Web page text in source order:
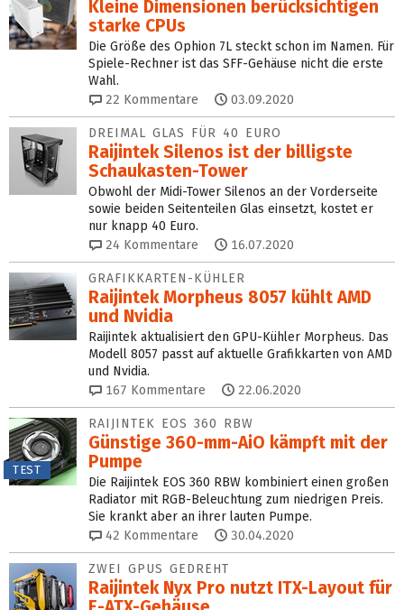
Kleine Dimensionen berücksichtigen
starke CPUs
Die Größe des Ophion 7L steckt schon im Namen. Für
Spiele-Rechner ist das SFF-Gehäuse nicht die erste
Wahl.
22 Kommentare 03.09.2020
DREIMAL GLAS FÜR 40 EURO
Raijintek Silenos ist der billigste
Schaukasten-Tower
Obwohl der Midi-Tower Silenos an der Vorderseite
sowie beiden Seitenteilen Glas einsetzt, kostet er
nur knapp 40 Euro.
24 Kommentare 16.07.2020
GRAFIKKARTEN-KÜHLER
Raijintek Morpheus 8057 kühlt AMD
und Nvidia
Raijintek aktualisiert den GPU-Kühler Morpheus. Das
Modell 8057 passt auf aktuelle Grafikkarten von AMD
und Nvidia.
167 Kommentare 22.06.2020
TEST
RAIJINTEK EOS 360 RBW
Günstige 360-mm-AiO kämpft mit der
Pumpe
Die Raijintek EOS 360 RBW kombiniert einen großen
Radiator mit RGB-Beleuchtung zum niedrigen Preis.
Sie krankt aber an ihrer lauten Pumpe.
42 Kommentare 30.04.2020
ZWEI GPUS GEDREHT
Raijintek Nyx Pro nutzt ITX-Layout für